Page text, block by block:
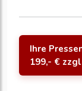
Ihre
199,- €